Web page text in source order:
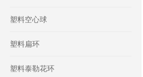
塑料空心球
塑料扁环
塑料泰勒花环